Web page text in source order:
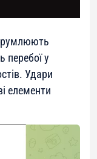
перебої у
Удари
елементи